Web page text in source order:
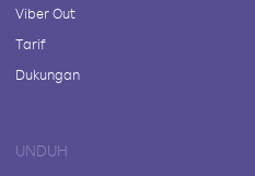
Viber Out
Tarif
Dukungan
UNDUH